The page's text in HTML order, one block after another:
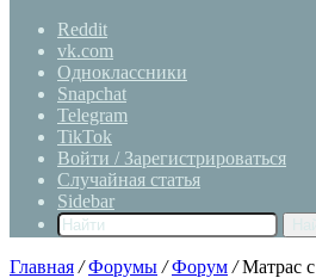
Reddit
vk.com
Одноклассники
Snapchat
Telegram
TikTok
Войти / Зарегистрироваться
Случайная статья
Sidebar
Главная / Форумы / Форум / Матрас